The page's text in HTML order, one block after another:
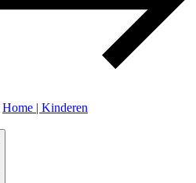
Home | Kinderen